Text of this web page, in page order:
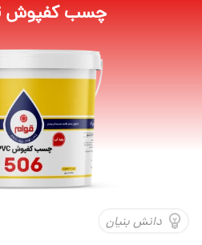
چسب کفپوش PVC-506
دانش بنیان